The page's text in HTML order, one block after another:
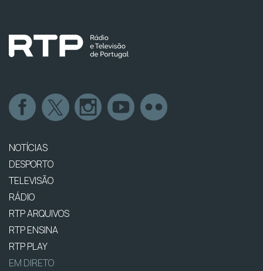
NOTÍCIAS
DESPORTO
TELEVISÃO
RÁDIO
RTP ARQUIVOS
RTP ENSINA
RTP PLAY
EM DIRETO